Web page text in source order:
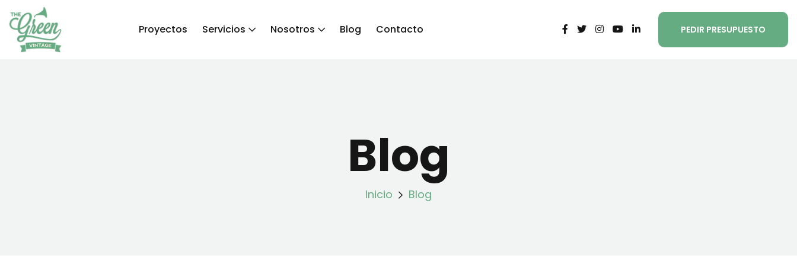
Proyectos Servicios Nosotros Blog Contacto PEDIR PRESUPUESTO
Blog
Inicio Blog